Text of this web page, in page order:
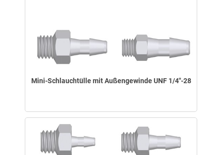
Mini-Schlauchtülle mit Außengewinde UNF 1/4"-28